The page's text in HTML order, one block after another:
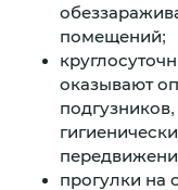
помещений;
оказывают
прогулки на